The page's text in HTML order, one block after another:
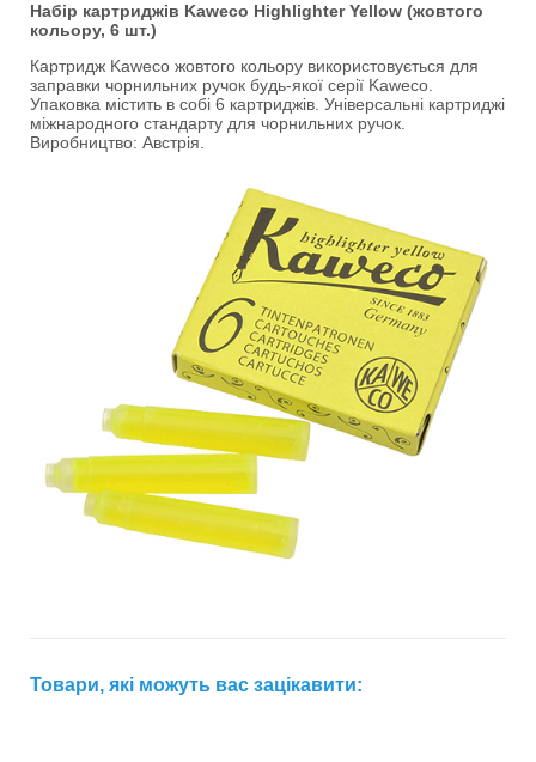
Набір картриджів Kaweco Highlighter Yellow (жовтого
кольору, 6 шт.)
Картридж Kaweco жовтого кольору використовується для
заправки чорнильних ручок будь-якої серії Kaweco.
Упаковка містить в собі 6 картриджів. Універсальні картриджі
міжнародного стандарту для чорнильних ручок.
Виробництво: Австрія.
Товари, які можуть вас зацікавити: